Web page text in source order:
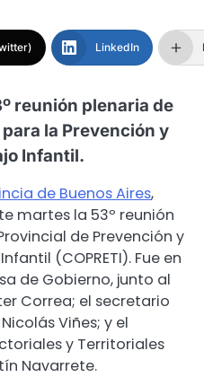
LinkedIn
reunión plenaria de
la Prevención y
Infantil.
de Buenos Aires,
martes la 53º reunión
de Prevención y
(COPRETI). Fue en
de Gobierno, junto al
Correa; el secretario
Viñes; y el
y Territoriales
Navarrete.